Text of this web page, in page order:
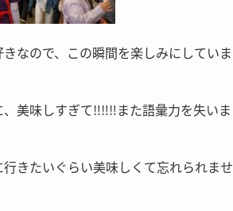
なので、この瞬間を楽しみにしていま
美味しすぎて‼‼‼また語彙力を失いま
きたいぐらい美味しくて忘れられませ